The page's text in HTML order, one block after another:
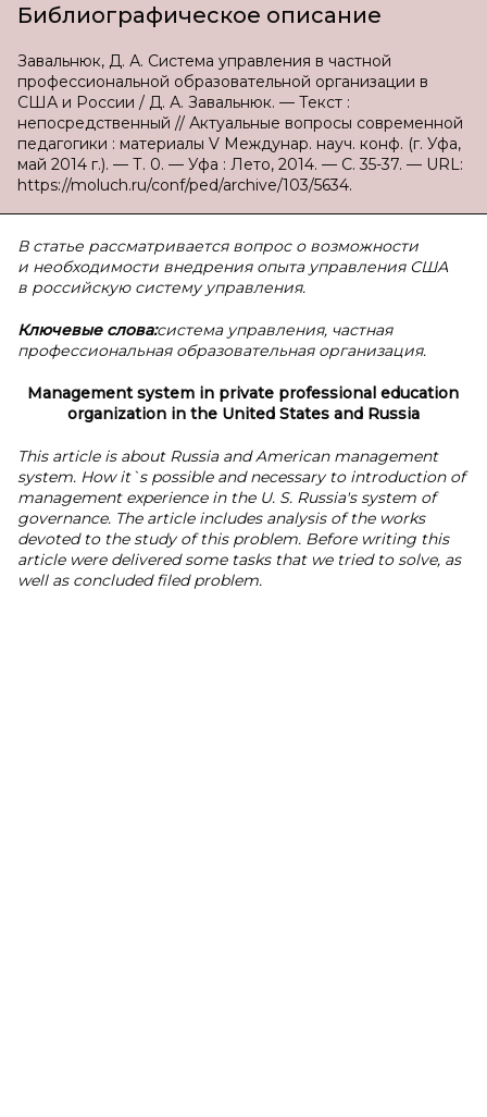
Библиографическое описание
Завальнюк, Д. А. Система управления в частной
профессиональной образовательной организации в
США и России / Д. А. Завальнюк. — Текст :
непосредственный // Актуальные вопросы современной
педагогики : материалы V Междунар. науч. конф. (г. Уфа,
май 2014 г.). — Т. 0. — Уфа : Лето, 2014. — С. 35-37. — URL:
https://moluch.ru/conf/ped/archive/103/5634.
В статье рассматривается вопрос о возможности
и необходимости внедрения опыта управления США
в российскую систему управления.
Ключевые слова:система управления, частная
профессиональная образовательная организация.
Management system in private professional education
organization in the United States and Russia
This article is about Russia and American management
system. How it`s possible and necessary to introduction of
management experience in the U. S. Russia's system of
governance. The article includes analysis of the works
devoted to the study of this problem. Before writing this
article were delivered some tasks that we tried to solve, as
well as concluded filed problem.